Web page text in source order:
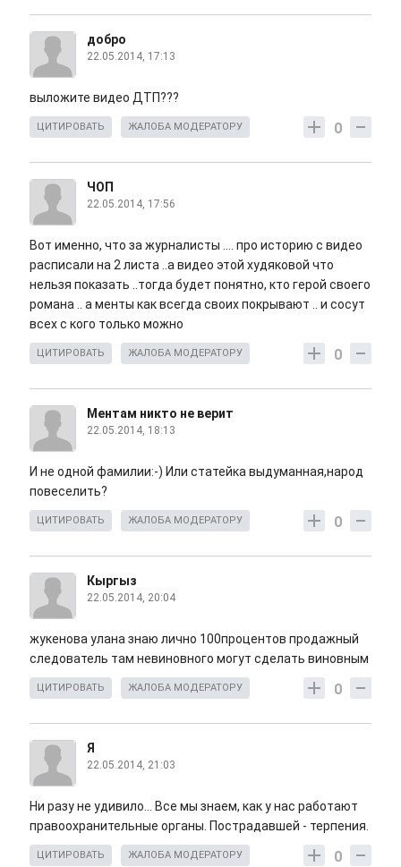
добро
22.05.2014, 17:13
выложите видео ДТП???
0
ЦИТИРОВАТЬ ЖАЛОБА МОДЕРАТОРУ
ЧОП
22.05.2014, 17:56
Вот именно, что за журналисты .... про историю с видео
расписали на 2 листа ..а видео этой худяковой что
нельзя показать ..тогда будет понятно, кто герой своего
романа .. а менты как всегда своих покрывают .. и сосут
всех с кого только можно
0
ЦИТИРОВАТЬ ЖАЛОБА МОДЕРАТОРУ
Ментам никто не верит
22.05.2014, 18:13
И не одной фамилии:-) Или статейка выдуманная,народ
повеселить?
0
ЦИТИРОВАТЬ ЖАЛОБА МОДЕРАТОРУ
Кыргыз
22.05.2014, 20:04
жукенова улана знаю лично 100процентов продажный
следователь там невиновного могут сделать виновным
0
ЦИТИРОВАТЬ ЖАЛОБА МОДЕРАТОРУ
Я
22.05.2014, 21:03
Ни разу не удивило... Все мы знаем, как у нас работают
правоохранительные органы. Пострадавшей - терпения.
0
ЦИТИРОВАТЬ ЖАЛОБА МОДЕРАТОРУ